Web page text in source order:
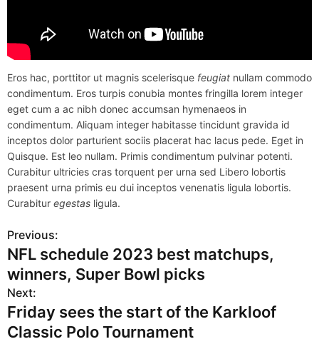
Eros hac, porttitor ut magnis scelerisque feugiat nullam commodo
condimentum. Eros turpis conubia montes fringilla lorem integer
eget cum a ac nibh donec accumsan hymenaeos in
condimentum. Aliquam integer habitasse tincidunt gravida id
inceptos dolor parturient sociis placerat hac lacus pede. Eget in
Quisque. Est leo nullam. Primis condimentum pulvinar potenti.
Curabitur ultricies cras torquent per urna sed Libero lobortis
praesent urna primis eu dui inceptos venenatis ligula lobortis.
Curabitur egestas ligula.
P
o
s
t
Previous:
NFL schedule 2023 best matchups,
winners, Super Bowl picks
Next:
Friday sees the start of the Karkloof
Classic Polo Tournament